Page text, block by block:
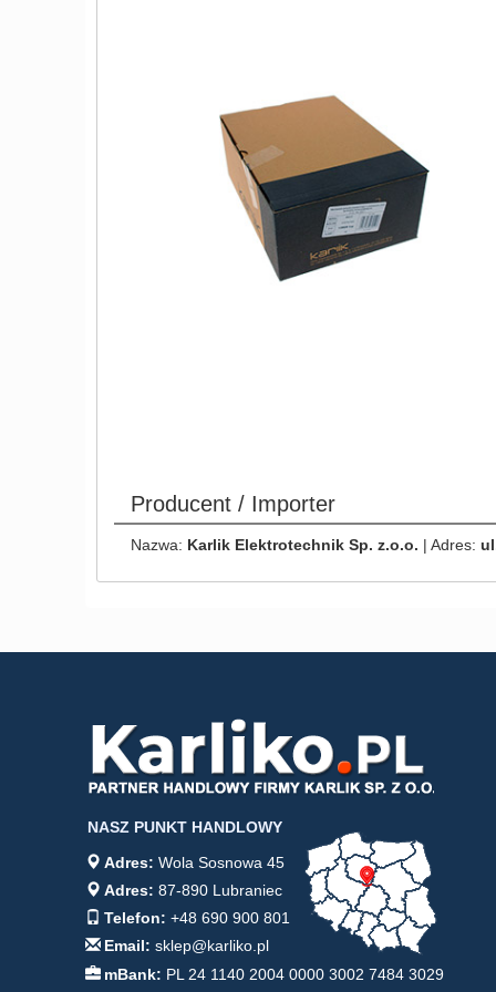
Producent / Importer
Nazwa: Karlik Elektrotechnik Sp. z.o.o. | Adres:
NASZ PUNKT HANDLOWY
Adres: Wola Sosnowa 45
Adres: 87-890 Lubraniec
Telefon: +48 690 900 801
Email: sklep@karliko.pl
mBank: PL 24 1140 2004 0000 3002 7484 3029